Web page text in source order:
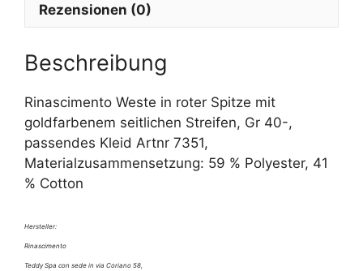
e
Rezensionen (0)
Beschreibung
Rinascimento Weste in roter Spitze mit
goldfarbenem seitlichen Streifen, Gr 40-,
passendes Kleid Artnr 7351,
Materialzusammensetzung: 59 % Polyester, 41
% Cotton
Hersteller:
Rinascimento
Teddy Spa con sede in via Coriano 58,